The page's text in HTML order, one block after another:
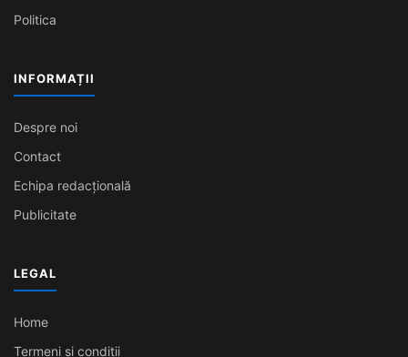
Politica
INFORMAȚII
Despre noi
Contact
Echipa redacțională
Publicitate
LEGAL
Home
Termeni și condiții